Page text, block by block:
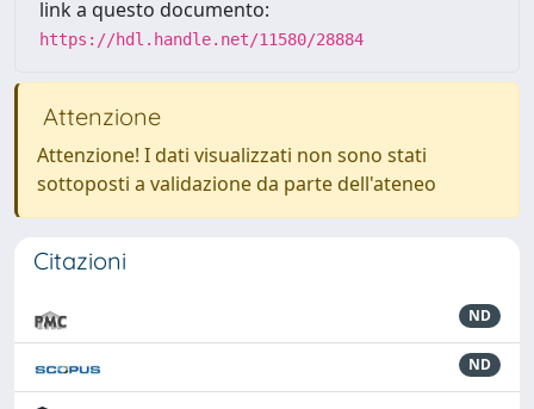
link a questo documento:
https://hdl.handle.net/11580/28884
Attenzione
Attenzione! I dati visualizzati non sono stati
sottoposti a validazione da parte dell'ateneo
Citazioni
ND
ND